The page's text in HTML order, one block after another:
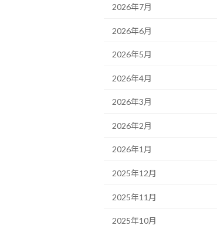
2026年7月
2026年6月
2026年5月
2026年4月
2026年3月
2026年2月
2026年1月
2025年12月
2025年11月
2025年10月